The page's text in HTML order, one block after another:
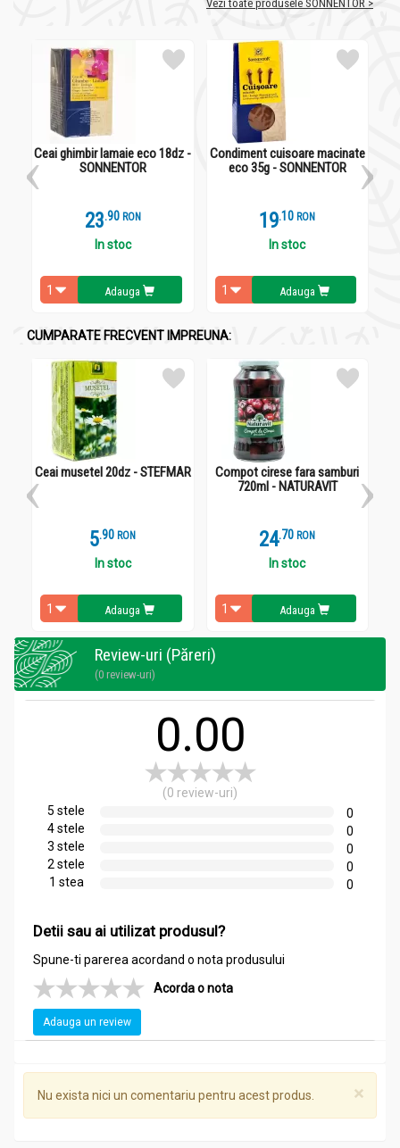
Vezi toate produsele SONNENTOR >
Ceai ghimbir lamaie eco 18dz -
SONNENTOR
23.9 RON
In stoc
Adauga
Condiment cuisoare macinate
eco 35g - SONNENTOR
19.1 RON
In stoc
Adauga
CUMPARATE FRECVENT IMPREUNA:
Ceai musetel 20dz - STEFMAR
5.9 RON
In stoc
Adauga
Compot cirese fara samburi
720ml - NATURAVIT
24.7 RON
In stoc
Adauga
Review-uri (Păreri)
(0 review-uri)
0.00
(0 review-uri)
5 stele
0
4 stele
0
3 stele
0
2 stele
0
1 stea
0
Detii sau ai utilizat produsul?
Spune-ti parerea acordand o nota produsului
Acorda o nota
Adauga un review
×
Nu exista nici un comentariu pentru acest produs.